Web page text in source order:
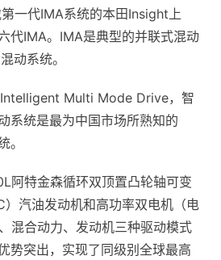
一代IMA系统的本田Insight上
代IMA。IMA是典型的并联式混动
动系统。
Multi Mode Drive，智
系统是最为中国市场所熟知的
。
阿特金森循环双顶置凸轮轴可变
汽油发动机和高功率双电机（电
混合动力、发动机三种驱动模式
势突出，实现了同级别全球最高